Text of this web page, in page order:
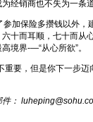
为经销商也不失为一
保险多攒钱以外，
十而耳顺，七十而从
高境界-—“从心所欲”
要，但是你下一步迈
： luheping@sohu